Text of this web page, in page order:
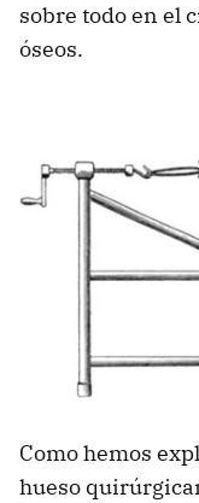
sobre todo en el
óseos.
Como hemos
hueso